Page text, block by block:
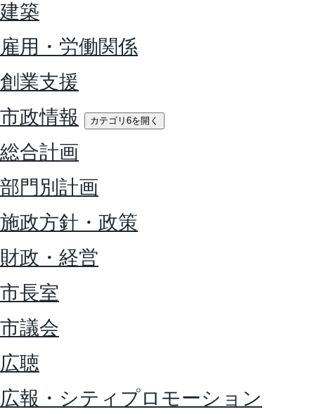
建築
雇用・労働関係
創業支援
市政情報
カテゴリ6を開く
総合計画
部門別計画
施政方針・政策
財政・経営
市長室
市議会
広聴
広報・シティプロモーション